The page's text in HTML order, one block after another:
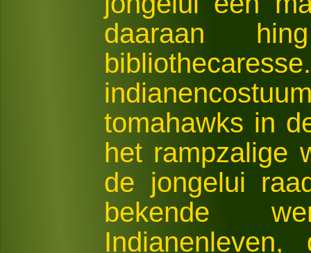
daaraan
tomahawks in
het rampzalige
de jongelui
bekende